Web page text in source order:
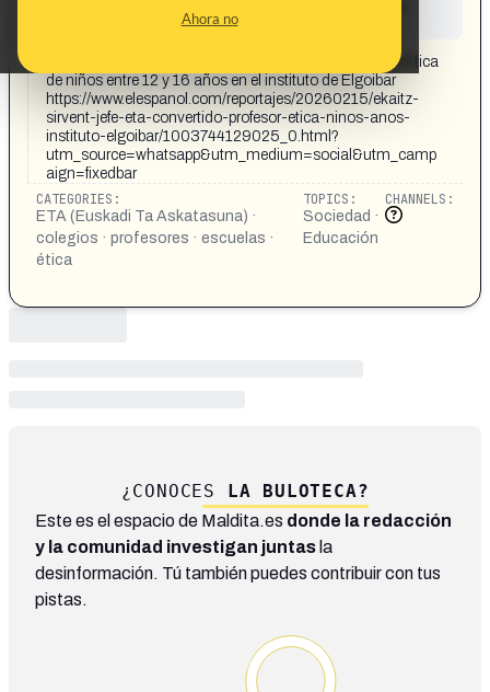
Ahora no
Ekaitz Sirvent, el jefe de ETA convertido en profesor de Ética
de niños entre 12 y 16 años en el instituto de Elgoibar
https://www.elespanol.com/reportajes/20260215/ekaitz-
sirvent-jefe-eta-convertido-profesor-etica-ninos-anos-
instituto-elgoibar/1003744129025_0.html?
utm_source=whatsapp&utm_medium=social&utm_camp
aign=fixedbar
CATEGORIES:
ETA (Euskadi Ta Askatasuna) ·
colegios · profesores · escuelas ·
ética
TOPICS:
Sociedad ·
Educación
CHANNELS:
¿CONOCES LA BULOTECA?
Este es el espacio de Maldita.es donde la redacción
y la comunidad investigan juntas la
desinformación. Tú también puedes contribuir con tus
pistas.